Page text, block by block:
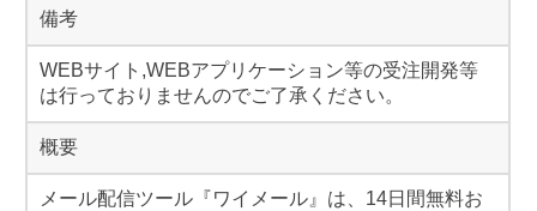
備考
WEBサイト,WEBアプリケーション等の受注開発等
は行っておりませんのでご了承ください。
概要
メール配信ツール『ワイメール』は、14日間無料お